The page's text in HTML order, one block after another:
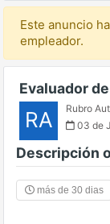
Este anuncio
empleador.
Evaluador
RA Rubro
03 de
Descripción
más de 30 dias